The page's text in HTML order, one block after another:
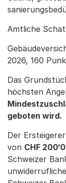
Amtliche
2026, 160
Das
höchsten
geboten wird.
Der
von CHF
Schweizer